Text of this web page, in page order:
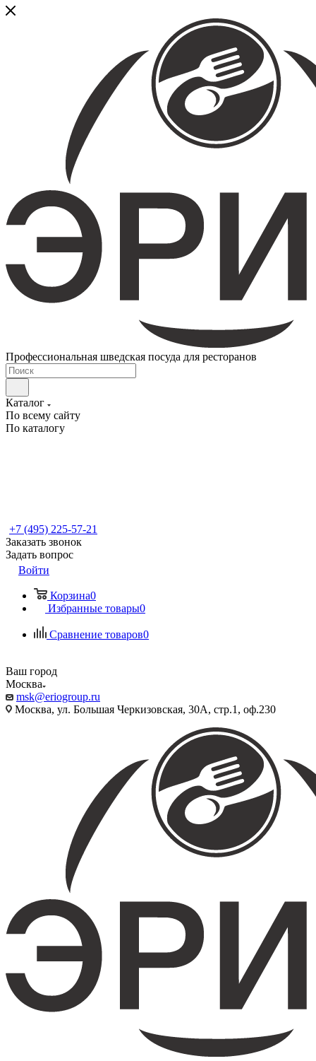
Профессиональная шведская посуда для ресторанов
Каталог
По всему сайту
По каталогу
+7 (495) 225-57-21
Заказать звонок
Задать вопрос
Войти
Корзина0
Избранные товары0
Сравнение товаров0
Ваш город
Москва
msk@eriogroup.ru
Москва, ул. Большая Черкизовская, 30А, стр.1, оф.230